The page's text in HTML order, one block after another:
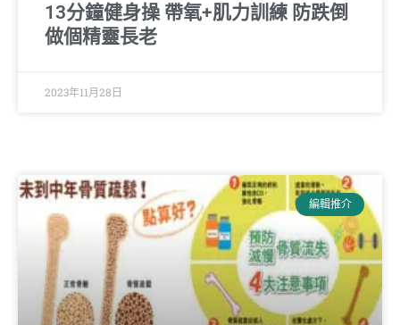
13分鐘健身操 帶氧+肌力訓練 防跌倒
做個精靈長老
2023年11月28日
編輯推介